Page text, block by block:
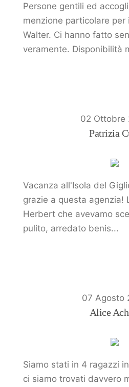
Persone gentili ed
menzione particolare per
Walter. Ci hanno fatto
veramente. Disponibilità
02 Ottobre
Patrizia
Vacanza all'Isola del
grazie a questa agenzia!
Herbert che avevamo
pulito, arredato benis...
07 Agosto
Alice
Siamo stati in 4 ragazzi
ci siamo trovati davvero